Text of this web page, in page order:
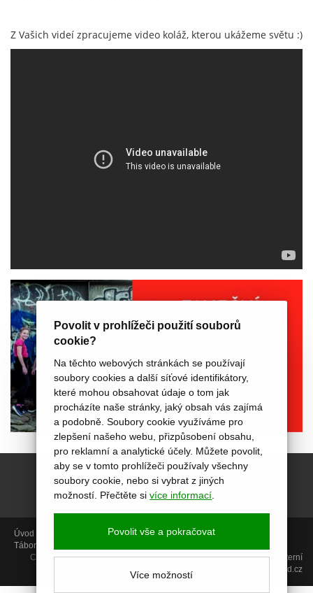
Povolit v prohlížeči použití souborů
cookie?
Na těchto webových stránkách se používají
soubory cookies a další síťové identifikátory,
které mohou obsahovat údaje o tom jak
procházíte naše stránky, jaký obsah vás zajímá
a podobně. Soubory cookie využíváme pro
zlepšení našeho webu, přizpůsobení obsahu,
pro reklamní a analytické účely. Můžete povolit,
aby se v tomto prohlížeči používaly všechny
soubory cookie, nebo si vybrat z jiných
možností. Přečtěte sivíce informací
Povolit vše a pokračovat
Více možností
Z Vašich videí zpracujeme video koláž, kterou ukážeme světu :)
Úvod Termíny Foto Miniškolka
Tábory
Copyright © 2014, Centrum Akropolis, Uherské Hradiště |GDPR
Interní
icard.cz